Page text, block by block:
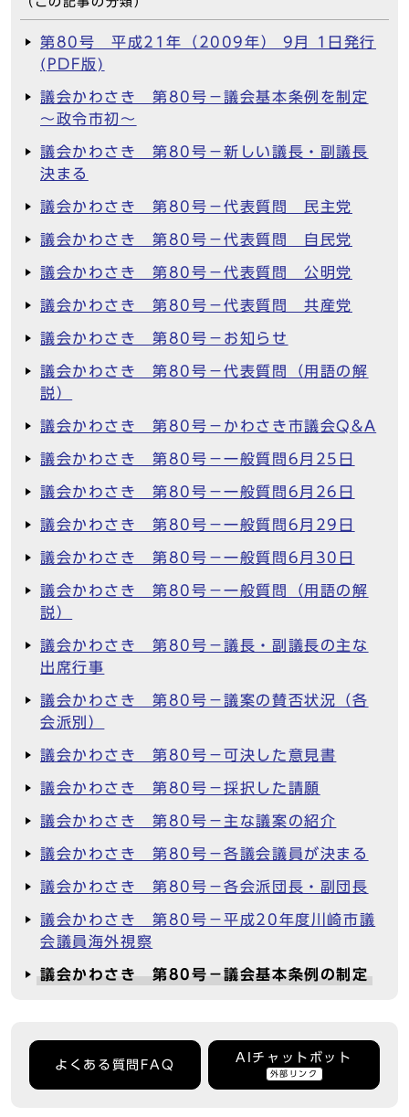
第80号 平成21年（2009年） 9月 1日発行
(PDF版)
議会かわさき 第80号－議会基本条例を制定
～政令市初～
議会かわさき 第80号－新しい議長・副議長
決まる
議会かわさき 第80号－代表質問 民主党
議会かわさき 第80号－代表質問 自民党
議会かわさき 第80号－代表質問 公明党
議会かわさき 第80号－代表質問 共産党
議会かわさき 第80号－お知らせ
議会かわさき 第80号－代表質問（用語の解
説）
議会かわさき 第80号－かわさき市議会Q&A
議会かわさき 第80号－一般質問6月25日
議会かわさき 第80号－一般質問6月26日
議会かわさき 第80号－一般質問6月29日
議会かわさき 第80号－一般質問6月30日
議会かわさき 第80号－一般質問（用語の解
説）
議会かわさき 第80号－議長・副議長の主な
出席行事
議会かわさき 第80号－議案の賛否状況（各
会派別）
議会かわさき 第80号－可決した意見書
議会かわさき 第80号－採択した請願
議会かわさき 第80号－主な議案の紹介
議会かわさき 第80号－各議会議員が決まる
議会かわさき 第80号－各会派団長・副団長
議会かわさき 第80号－平成20年度川崎市議
会議員海外視察
議会かわさき 第80号－議会基本条例の制定
よくある質問FAQ
AIチャットボット
外部リンク